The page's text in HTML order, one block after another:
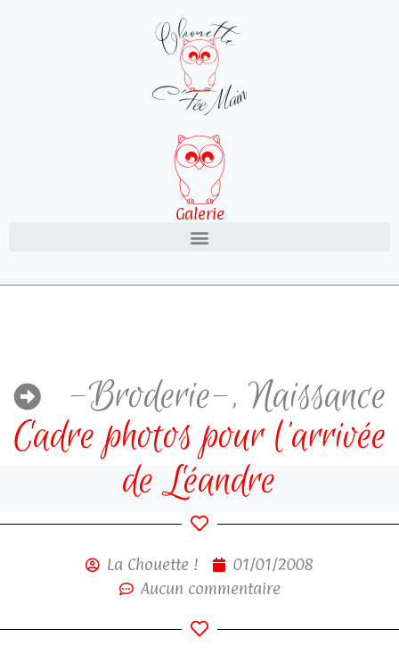
Galerie
-Broderie-, Naissance
Cadre photos pour l’arrivée
de Léandre
La Chouette !
01/01/2008
Aucun commentaire